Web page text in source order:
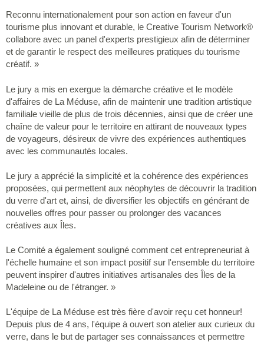
Reconnu internationalement pour son action en faveur d'un
tourisme plus innovant et durable, le Creative Tourism Network®
collabore avec un panel d'experts prestigieux afin de déterminer
et de garantir le respect des meilleures pratiques du tourisme
créatif. »
Le jury a mis en exergue la démarche créative et le modèle
d'affaires de La Méduse, afin de maintenir une tradition artistique
familiale vieille de plus de trois décennies, ainsi que de créer une
chaîne de valeur pour le territoire en attirant de nouveaux types
de voyageurs, désireux de vivre des expériences authentiques
avec les communautés locales.
Le jury a apprécié la simplicité et la cohérence des expériences
proposées, qui permettent aux néophytes de découvrir la tradition
du verre d'art et, ainsi, de diversifier les objectifs en générant de
nouvelles offres pour passer ou prolonger des vacances
créatives aux Îles.
Le Comité a également souligné comment cet entrepreneuriat à
l'échelle humaine et son impact positif sur l'ensemble du territoire
peuvent inspirer d'autres initiatives artisanales des Îles de la
Madeleine ou de l'étranger. »
L'équipe de La Méduse est très fière d'avoir reçu cet honneur!
Depuis plus de 4 ans, l'équipe à ouvert son atelier aux curieux du
verre, dans le but de partager ses connaissances et permettre